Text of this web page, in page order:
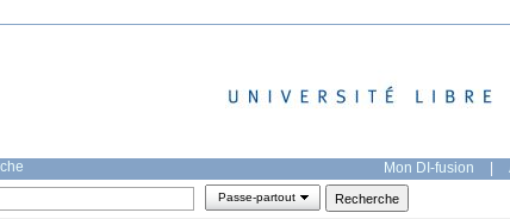
Mon DI-fusion |
Passe-partout